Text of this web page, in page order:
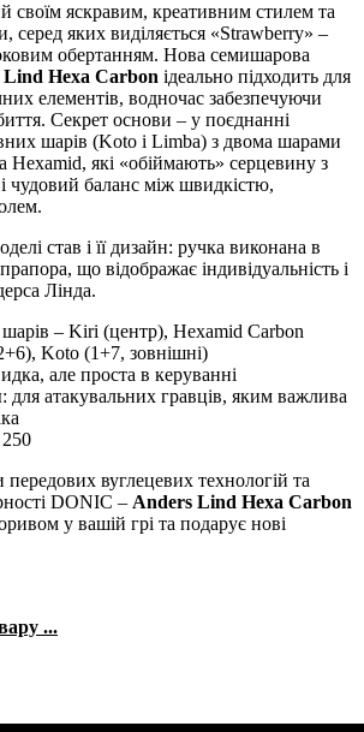
своїм яскравим, креативним стилем та
серед яких виділяється «Strawberry» –
обертанням. Нова семишарова
Lind Hexa Carbon ідеально підходить для
елементів, водночас забезпечуючи
Секрет основи – у поєднанні
шарів (Koto і Limba) з двома шарами
Hexamid, які «обіймають» серцевину з
чудовий баланс між швидкістю,
став і її дизайн: ручка виконана в
що відображає індивідуальність і
Лінда.
шарів – Kiri (центр), Hexamid Carbon
Koto (1+7, зовнішні)
але проста в керуванні
: для атакувальних гравців, яким важлива
передових вуглецевих технологій та
DONIC – Anders Lind Hexa Carbon
у вашій грі та подарує нові
...